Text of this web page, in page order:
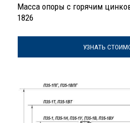
Масса опоры с горячим
1826
УЗНАТЬ